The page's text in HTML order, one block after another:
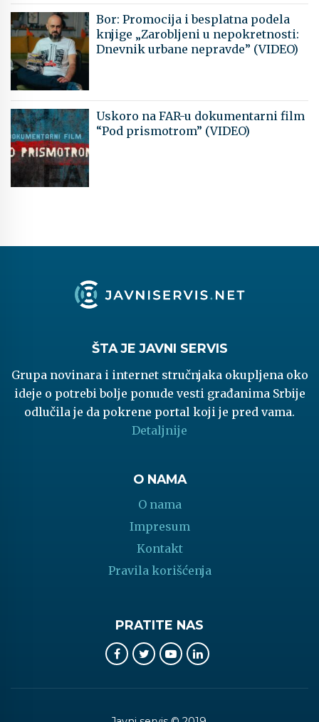
Bor: Promocija i besplatna podela
knjige „Zarobljeni u nepokretnosti:
Dnevnik urbane nepravde” (VIDEO)
Uskoro na FAR-u dokumentarni film
“Pod prismotrom” (VIDEO)
ŠTA JE JAVNI SERVIS
Grupa novinara i internet stručnjaka okupljena oko
ideje o potrebi bolje ponude vesti građanima Srbije
odlučila je da pokrene portal koji je pred vama.
Detaljnije
O NAMA
O nama
Impresum
Kontakt
Pravila korišćenja
PRATITE NAS